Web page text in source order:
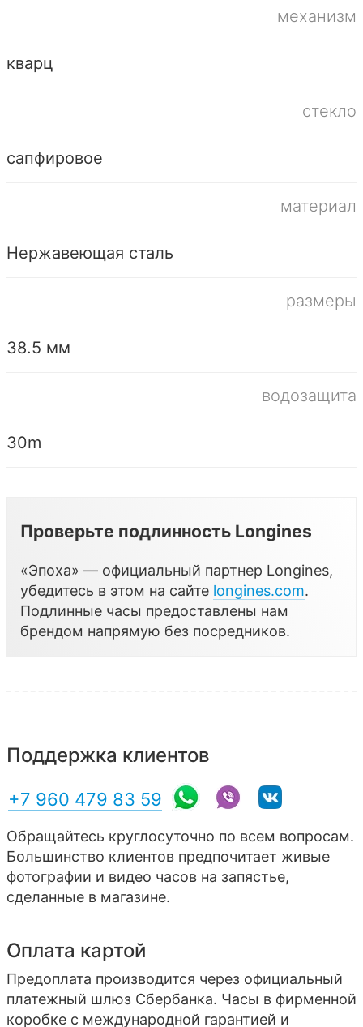
механизм
кварц
стекло
сапфировое
материал
Нержавеющая сталь
размеры
38.5 мм
водозащита
30m
Проверьте подлинность Longines
«Эпоха» — официальный партнер Longines,
убедитесь в этом на сайте longines.com.
Подлинные часы предоставлены нам
брендом напрямую без посредников.
Поддержка клиентов
+7 960 479 83 59
Обращайтесь круглосуточно по всем вопросам.
Большинство клиентов предпочитает живые
фотографии и видео часов на запястье,
сделанные в магазине.
Оплата картой
Предоплата производится через официальный
платежный шлюз Сбербанка. Часы в фирменной
коробке с международной гарантией и